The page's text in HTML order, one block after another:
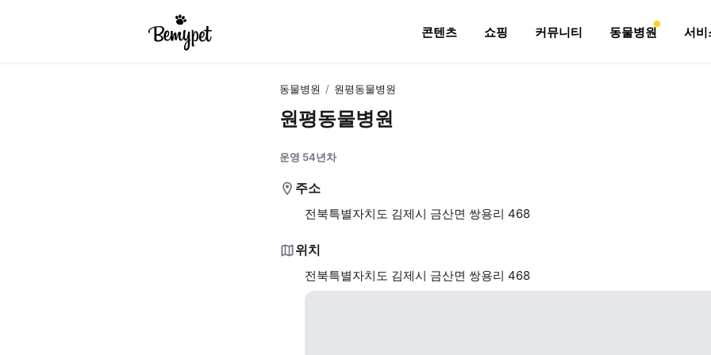
콘텐츠 쇼핑 커뮤니티 동물병원 서비
동물병원 / 원평동물병원
원평동물병원
운영 54년차
주소
전북특별자치도 김제시 금산면 쌍용리 468
위치
전북특별자치도 김제시 금산면 쌍용리 468